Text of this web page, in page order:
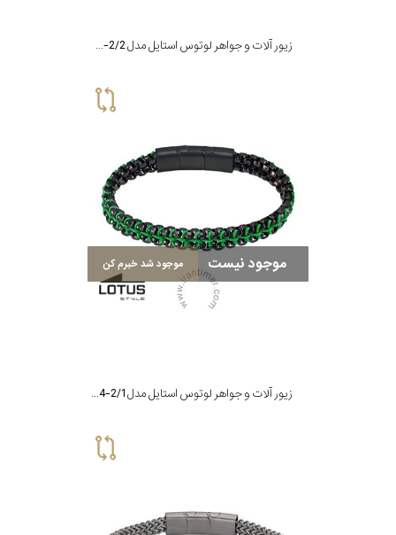
زیور آلات و جواهر لوتوس استایل مدل LS2284-2/2
موجود نیست موجود شد خبرم کن
زیور آلات و جواهر لوتوس استایل مدل LS2284-2/1